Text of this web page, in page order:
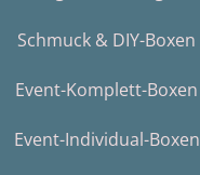
Schmuck & DIY-Boxen
Event-Komplett-Boxen
Event-Individual-Boxen